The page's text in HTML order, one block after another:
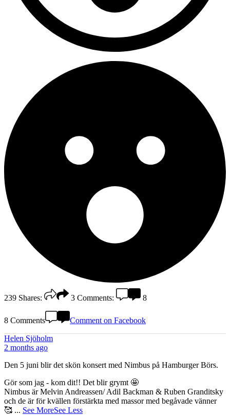
239 Shares: 3 Comments: 8
8 Comments Comment on Facebook
Helen Sjöholm
2 months ago
Den 5 juni blir det skön konsert med Nimbus på Hamburger Börs.
Gör som jag - kom dit!! Det blir grymt 🤩
Nimbus är Melvin Andreassen/ Adil Backman & Ruben Granditsky
och de är för kvällen förstärkta med massor med begåvade vänner
🥰 ... See MoreSee Less